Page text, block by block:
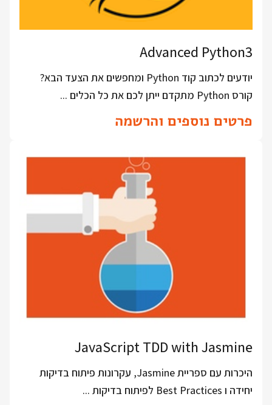
Advanced Python3
יודעים לכתוב קוד Python ומחפשים את הצעד הבא?
קורס Python מתקדם ייתן לכם את כל הכלים ...
פרטים נוספים והרשמה
JavaScript TDD with Jasmine
היכרות עם ספריית Jasmine, עקרונות פיתוח בדיקות
יחידה ו Best Practices לפיתוח בדיקות ...